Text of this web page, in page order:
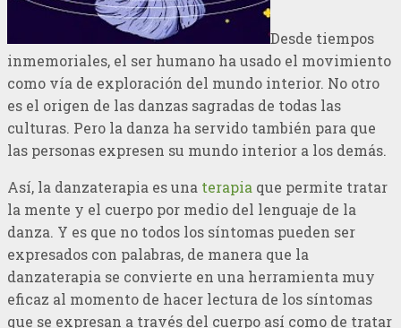
Desde tiempos
inmemoriales, el ser humano ha usado el movimiento
como vía de exploración del mundo interior. No otro
es el origen de las danzas sagradas de todas las
culturas. Pero la danza ha servido también para que
las personas expresen su mundo interior a los demás.
Así, la danzaterapia es una terapia que permite tratar
la mente y el cuerpo por medio del lenguaje de la
danza. Y es que no todos los síntomas pueden ser
expresados con palabras, de manera que la
danzaterapia se convierte en una herramienta muy
eficaz al momento de hacer lectura de los síntomas
que se expresan a través del cuerpo así como de tratar